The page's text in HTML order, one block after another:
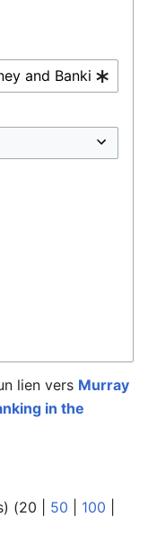
lien vers Murray
in the
) (20 50 100